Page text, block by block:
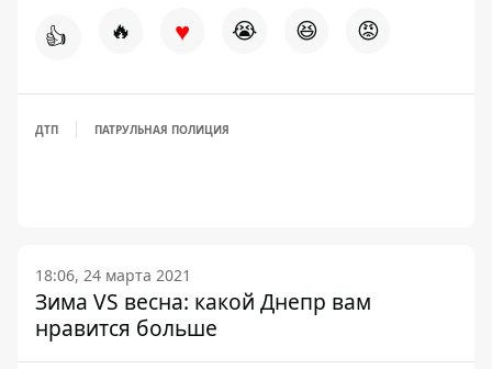
👍 🔥 ♥ 😭 😆 😡
ДТП ПАТРУЛЬНАЯ ПОЛИЦИЯ
18:06, 24 марта 2021
Зима VS весна: какой Днепр вам
нравится больше